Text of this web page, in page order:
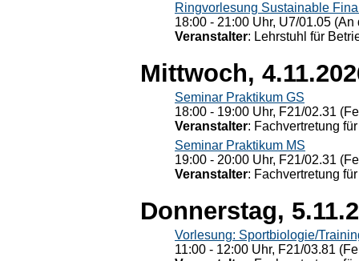
Ringvorlesung Sustainable
18:00 - 21:00 Uhr, U7/01.05
Veranstalter: Lehrstuhl für
Mittwoch,
Seminar Praktikum GS
18:00 - 19:00 Uhr, F21/02.31
Veranstalter: Fachvertretung
Seminar Praktikum MS
19:00 - 20:00 Uhr, F21/02.31
Veranstalter: Fachvertretung
Donnerstag,
Vorlesung: Sportbiologie/
11:00 - 12:00 Uhr, F21/03.81